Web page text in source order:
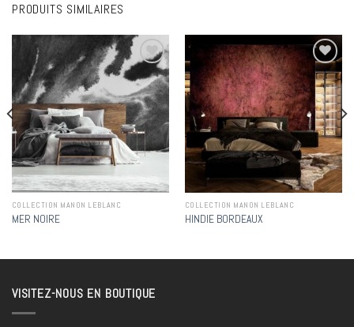
PRODUITS SIMILAIRES
Add to
wishlist
COLLECTION MANON LEBLANC
MER NOIRE
Add to
wishlist
COLLECTION MANON LEBLANC
HINDIE BORDEAUX
VISITEZ-NOUS EN BOUTIQUE